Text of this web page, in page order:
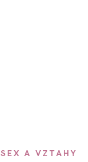
SEX A VZTAHY